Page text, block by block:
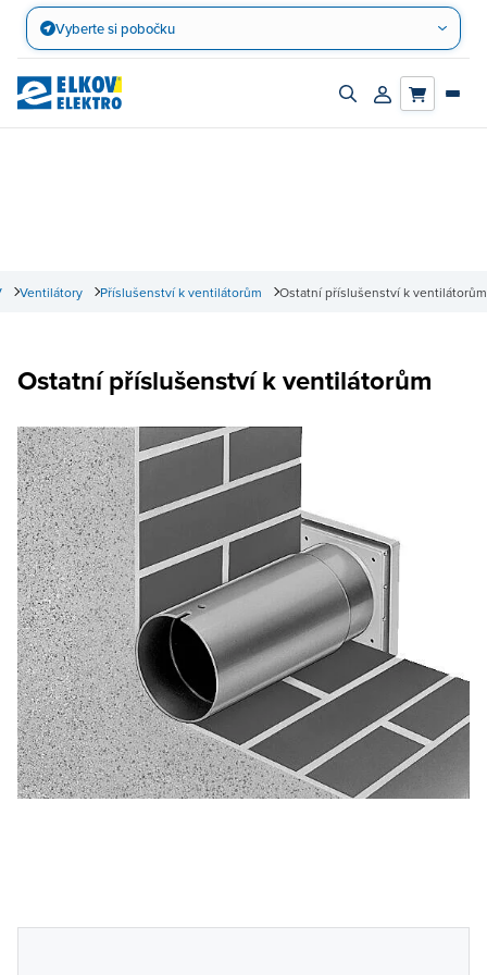
Přejít
obsah
Vyberte si pobočku
Zapnout/vypnout
Přihlásit/
Ostatní příslušenství k ventilátorům
Příslušenství k ventilátorům
Ventilátory
Ostatní příslušenství k ventilátorům